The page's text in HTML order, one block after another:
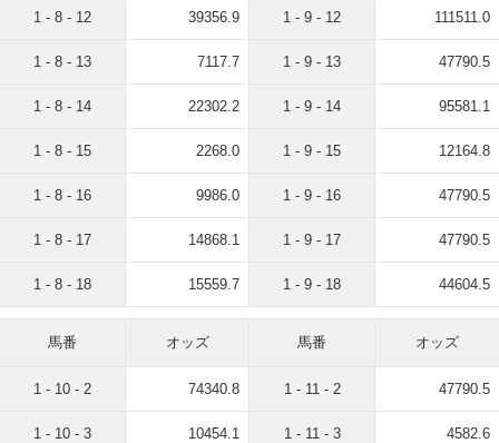
1 - 8 - 12 39356.9
1 - 8 - 13 7117.7
1 - 8 - 14 22302.2
1 - 8 - 15 2268.0
1 - 8 - 16 9986.0
1 - 8 - 17 14868.1
1 - 8 - 18 15559.7
1 - 9 - 12 111511.0
1 - 9 - 13 47790.5
1 - 9 - 14 95581.1
1 - 9 - 15 12164.8
1 - 9 - 16 47790.5
1 - 9 - 17 47790.5
1 - 9 - 18 44604.5
馬番 オッズ
1 - 10 - 2 74340.8
1 - 10 - 3 10454.1
馬番 オッズ
1 - 11 - 2 47790.5
1 - 11 - 3 4582.6